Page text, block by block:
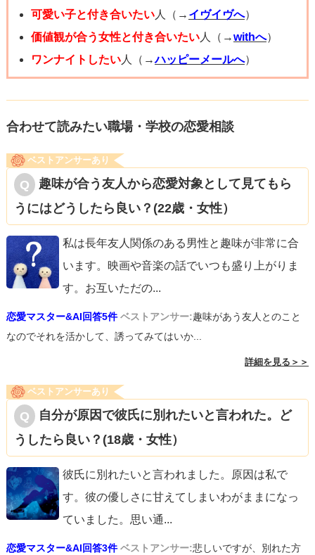
可愛い子と付き合いたい人（→ イヴイヴへ）
価値観が合う女性と付き合いたい人（→withへ）
ワンナイトしたい人（→ハッピーメールへ）
合わせて読みたい職場・学校の恋愛相談
ベストアンサーあり
趣味が合う友人から恋愛対象として見てもら
うにはどうしたら良い？(22歳・女性）
私は長年友人関係のある男性と趣味が非常に合
います。映画や音楽の話でいつも盛り上がりま
す。お互いただの...
恋愛マスター&AI回答5件 ベストアンサー:趣味があう友人とのこと
なのでそれを活かして、誘ってみてはいか...
詳細を見る＞＞
ベストアンサーあり
自分が原因で彼氏に別れたいと言われた。ど
うしたら良い？(18歳・女性）
彼氏に別れたいと言われました。原因は私で
す。彼の優しさに甘えてしまいわがままになっ
ていました。思い通...
恋愛マスター&AI回答3件 ベストアンサー:悲しいですが、別れた方